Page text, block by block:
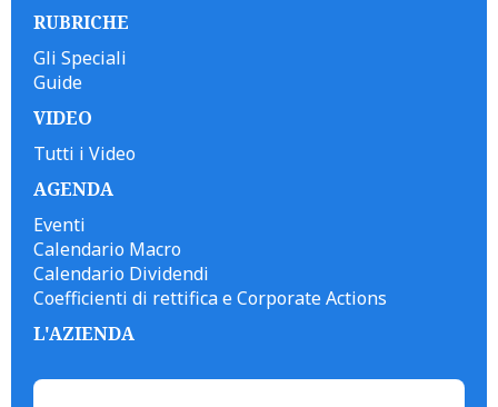
RUBRICHE
Gli Speciali
Guide
VIDEO
Tutti i Video
AGENDA
Eventi
Calendario Macro
Calendario Dividendi
Coefficienti di rettifica e Corporate Actions
L'AZIENDA